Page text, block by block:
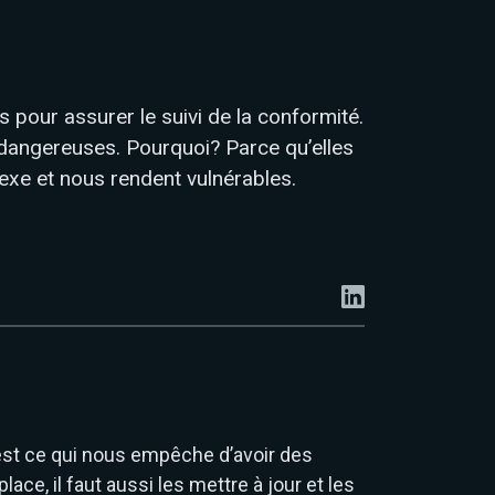
pour assurer le suivi de la conformité.
Pourquoi? Parce qu’elles
et nous rendent vulnérables.
ce qui nous empêche d’avoir des
il faut aussi les mettre à jour et les